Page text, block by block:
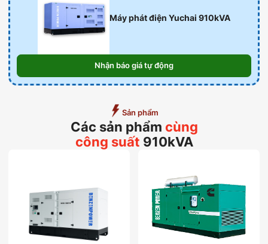
Máy phát điện Yuchai 910kVA
Nhận báo giá tự động
Sản phẩm
Các sản phẩm cùng
công suất 910kVA